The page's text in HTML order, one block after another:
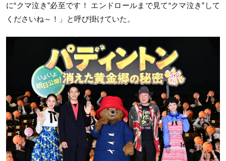
に“クマ泣き”必至です！ エンドロールまで見て“クマ泣き”して
くださいね～！」と呼び掛けていた。